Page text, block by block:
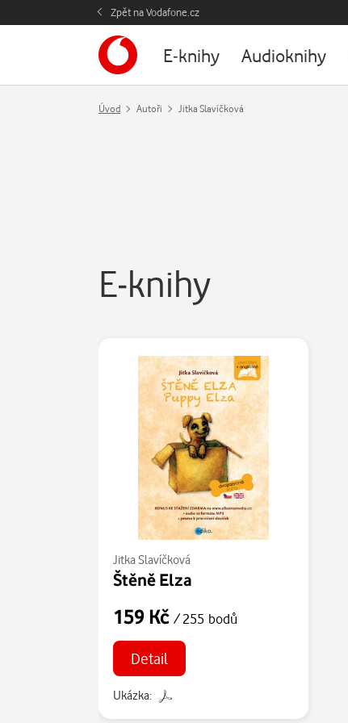
Zpět na Vodafone.cz
E-knihy Audioknihy
Úvod Autoři Jitka Slavíčková
E-knihy
Jitka Slavíčková
Štěně Elza
159 Kč / 255 bodů
Detail
Ukázka: